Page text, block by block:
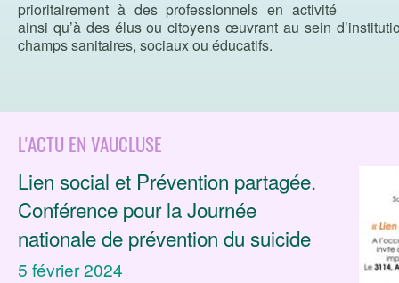
prioritairement à des professionnels en activité
ainsi qu’à des élus ou citoyens œuvrant au sein
champs sanitaires, sociaux ou éducatifs.
L'ACTU EN VAUCLUSE
Lien social et Prévention partagée.
Conférence pour la Journée
nationale de prévention du suicide
5 février 2024